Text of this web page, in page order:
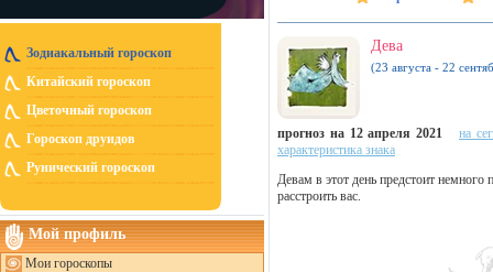
Зодиакальный гороскоп
Китайский гороскоп
Цветочный гороскоп
Гороскоп друидов
Рунический гороскоп
Мой профиль
Мои гороскопы
Дева
(23 августа - 22
прогноз на 12 апреля 2021
на
характеристика знака
Девам в этот день предстоит
расстроить вас.